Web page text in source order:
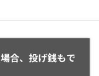
合、投げ銭もで